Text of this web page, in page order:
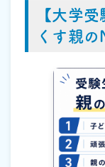
【大学
くす親